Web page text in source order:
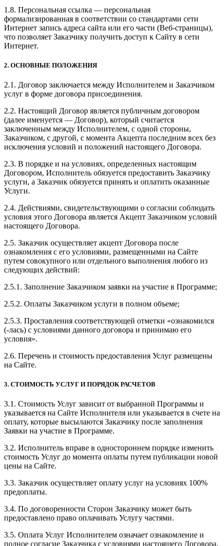
1.8. Персональная ссылка — персональная
формализированная в соответствии со стандартами сети
Интернет запись адреса сайта или его части (Веб-страницы),
что позволяет Заказчику получить доступ к Сайту в сети
Интернет.
2. ОСНОВНЫЕ ПОЛОЖЕНИЯ
2.1. Договор заключается между Исполнителем и Заказчиком
услуг в форме договора присоединения.
2.2. Настоящий Договор является публичным договором
(далее именуется — Договор), который считается
заключенным между Исполнителем, с одной стороны,
Заказчиком, с другой, с момента Акцепта последним всех без
исключения условий и положений настоящего Договора.
2.3. В порядке и на условиях, определенных настоящим
Договором, Исполнитель обязуется предоставить Заказчику
услуги, а Заказчик обязуется принять и оплатить оказанные
Услуги.
2.4. Действиями, свидетельствующими о согласии соблюдать
условия этого Договора является Акцепт Заказчиком условий
настоящего Договора.
2.5. Заказчик осуществляет акцепт Договора после
ознакомления с его условиями, размещенными на Сайте
путем совокупного или отдельного выполнения любого из
следующих действий:
2.5.1. Заполнение Заказчиком заявки на участие в Программе;
2.5.2. Оплаты Заказчиком услуги в полном объеме;
2.5.3. Проставления соответствующей отметки «ознакомился
(-лась) с условиями данного договора и принимаю его
условия».
2.6. Перечень и стоимость предоставления Услуг размещены
на Сайте.
3. СТОИМОСТЬ УСЛУГ И ПОРЯДОК РАСЧЕТОВ
3.1. Стоимость Услуг зависит от выбранной Программы и
указывается на Сайте Исполнителя или указывается в счете на
оплату, которые высылаются Заказчику после заполнения
Заявки на участие в Программе.
3.2. Исполнитель вправе в одностороннем порядке изменить
стоимость Услуг до момента оплаты путем публикации новой
цены на Сайте.
3.3. Заказчик осуществляет оплату услуг на условиях 100%
предоплаты.
3.4. По договоренности Сторон Заказчику может быть
предоставлено право оплачивать Услугу частями.
3.5. Оплата Услуг Исполнителем означает ознакомление и
полное согласие Заказчика с условиями настоящего Договора.